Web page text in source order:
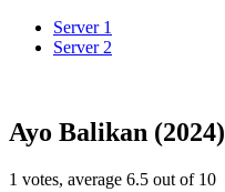
Server 1
Server 2
Ayo Balikan (2024)
1 votes, average 6.5 out of 10